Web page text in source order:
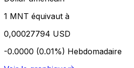
1 MNT équivaut à
0,00027794 USD
-0.0000 (0.01%) Hebdomadaire